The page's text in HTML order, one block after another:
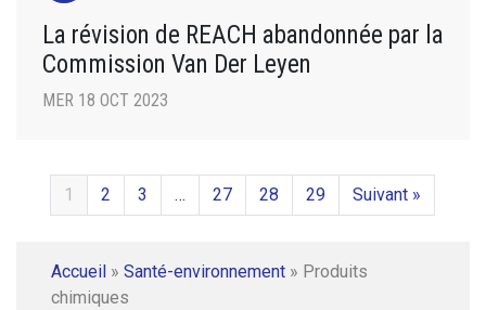
La révision de REACH abandonnée par la
Commission Van Der Leyen
MER 18 OCT 2023
1 2 3 … 27 28 29 Suivant »
Accueil » Santé-environnement » Produits
chimiques